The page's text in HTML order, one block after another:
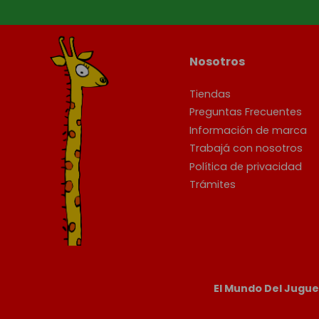
Nosotros
Tiendas
Preguntas Frecuentes
Información de marca
Trabajá con nosotros
Política de privacidad
Trámites
El Mundo Del